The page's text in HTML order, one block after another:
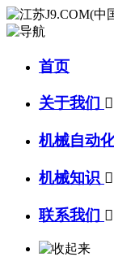
首页
关于我们 
机械自动
机械知识 
联系我们 